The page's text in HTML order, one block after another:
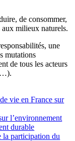
de consommer,
aux milieux naturels.
une
mutations
de tous les acteurs
vie en France sur
l’environnement
durable
la participation du